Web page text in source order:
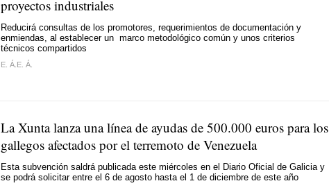
proyectos industriales
Reducirá consultas de los promotores, requerimientos de documentación y
enmiendas, al establecer un marco metodológico común y unos criterios
técnicos compartidos
E. Á.E. Á.
La Xunta lanza una línea de ayudas de 500.000 euros para los
gallegos afectados por el terremoto de Venezuela
Esta subvención saldrá publicada este miércoles en el Diario Oficial de Galicia y
se podrá solicitar entre el 6 de agosto hasta el 1 de diciembre de este año